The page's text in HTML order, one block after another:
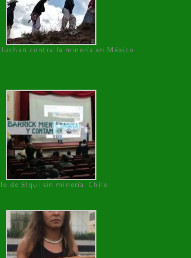
luchan contra la minería en México
de Elqui sin minería. Chile